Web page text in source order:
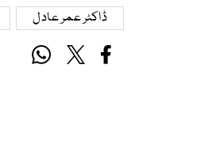
ڈاکٹر عمر عادل